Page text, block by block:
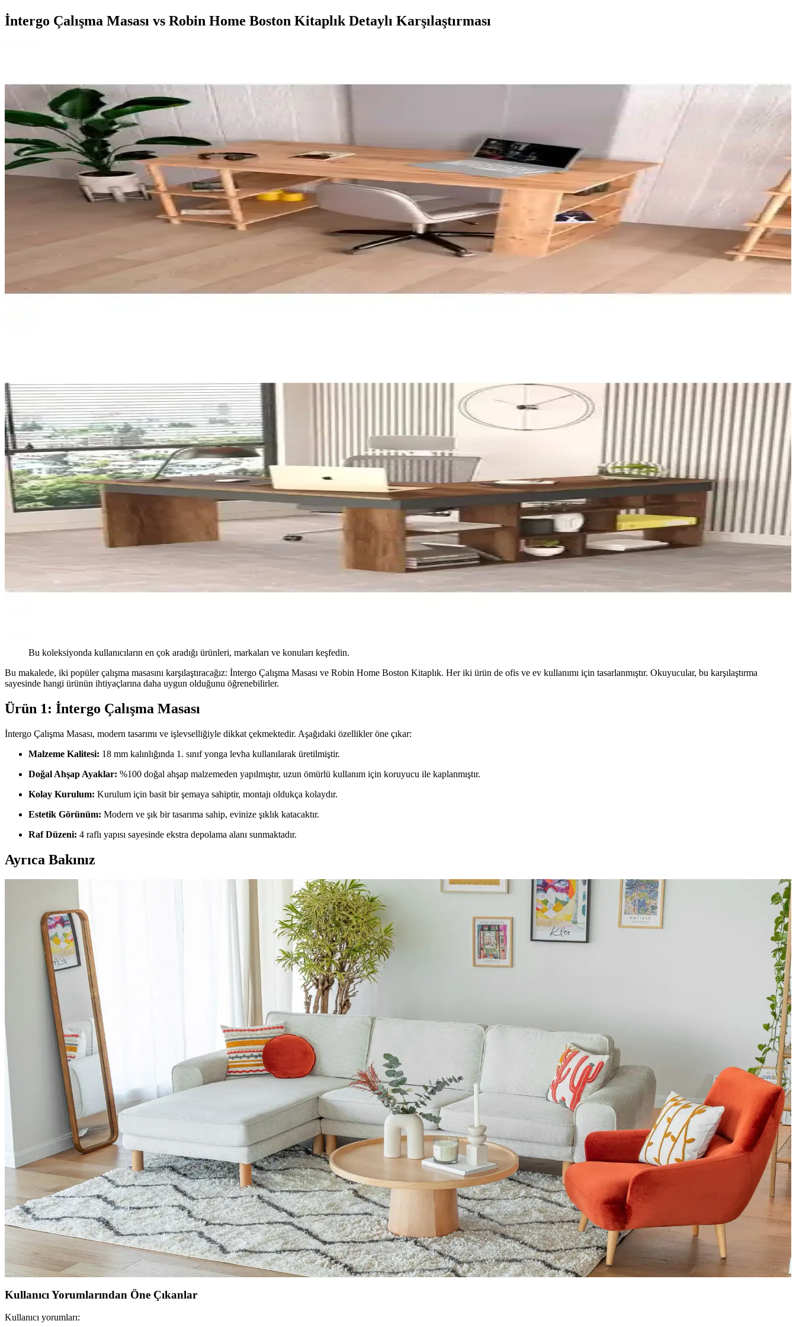
İntergo Çalışma Masası vs Robin Home Boston Kitaplık Detaylı Karşılaştırması
Bu koleksiyonda kullanıcıların en çok aradığı ürünleri, markaları ve konuları keşfedin.
Bu makalede, iki popüler çalışma masasını karşılaştıracağız: İntergo Çalışma Masası ve Robin Home Boston Kitaplık. Her iki ürün de ofis ve ev kullanımı için tasarlanmıştır. Okuyucular, bu karşılaştırma
sayesinde hangi ürünün ihtiyaçlarına daha uygun olduğunu öğrenebilirler.
Ürün 1: İntergo Çalışma Masası
İntergo Çalışma Masası, modern tasarımı ve işlevselliğiyle dikkat çekmektedir. Aşağıdaki özellikler öne çıkar:
Malzeme Kalitesi: 18 mm kalınlığında 1. sınıf yonga levha kullanılarak üretilmiştir.
Doğal Ahşap Ayaklar: %100 doğal ahşap malzemeden yapılmıştır, uzun ömürlü kullanım için koruyucu ile kaplanmıştır.
Kolay Kurulum: Kurulum için basit bir şemaya sahiptir, montajı oldukça kolaydır.
Estetik Görünüm: Modern ve şık bir tasarıma sahip, evinize şıklık katacaktır.
Raf Düzeni: 4 raflı yapısı sayesinde ekstra depolama alanı sunmaktadır.
Ayrıca Bakınız
Dergi ve Gazete Tutucularının Fonksiyonları ve Alternatif Kullanım Alanları Hakkında Detaylı İnceleme
Dergi ve gazete tutucuları, basılı medyanın yanı sıra battaniye, ayakkabı ve banyo malzemeleri gibi farklı eşyaların düzenlenmesinde fonksiyonel çözümler sunar. Malzeme ve boyut çeşitliliği kullanım alanlarını
Ev Dekorasyonunda Halı Seçimi: Renk Dengesi ve Uyum Prensipleriyle Mekan Tasarımı
Ev dekorasyonunda halı seçimi, renk dengesi ve desen uyumu ile mekanın atmosferini belirler. 60/30/10 prensibi ve mobilyalarla uyum, yaşam alanına sıcaklık ve kişilik katar.
Salon Duvar Düzenlemesinde Raf Kullanımı ve Estetik Dengenin Sağlanması
Salon duvarlarında rafların simetrik yerleşimi, aksesuar seçimi ve mobilya düzeni mekânın estetik ve fonksiyonel dengesini sağlar. Doğru duvar rengi ve sanat eserleriyle ferah bir atmosfer oluşturulur.
Giriş Holü Dekorasyonunda Estetik ve Fonksiyonellik: Sahil Evi İçin Pratik Çözümler
Giriş holü dekorasyonunda duvar kağıdı seçimi, mobilya düzeni ve zemin malzemeleri estetik ve fonksiyonelliği dengeler. Sahil evlerinde kum ve neme karşı pratik çözümler önemlidir.
ABD'de USM Haller Modüler Mobilya Sistemlerine Uyumlu Alternatifler ve Üretim Değerlendirmesi
USM Haller modüler mobilyalarının yüksek fiyatları, ABD'de yerel marangozlar ve yapı marketlerinden temin edilen uyumlu parçalarla ekonomik ve esnek alternatifler oluşturulmasına yol açıyor. Üretim
maliyetleri ve kullanıcı deneyimleri değerlendiriliyor.
Yeşil Kanepe Dekorasyonunda Renk Uyumu ve Mobilya Düzeniyle Mekan Estetiği
Yeşil kanepe, odanın renk paleti ve mobilya düzeniyle uyum sağladığında dekorasyonda öne çıkar. Renk bütünlüğü ve mobilya yerleşimi, mekanın estetiğini ve ferahlığını artırır.
Küçük Toalet Odası Yenileme: Fonksiyonel ve Estetik Tasarım Önerileri
Küçük toalet odasının yenilenmesinde mobilya uyumu, ton sür ton desenler ve aksesuar seçimi önemlidir. Uygun fiyatlı dolap boyama ve hijyenik halı tercihleri mekâna estetik ve fonksiyonellik katar.
Küçük Oturma Odalarında Rahat Koltuk Yerleşimi ve Dekorasyon Stratejileri
Küçük oturma odalarında rahat koltukların yerleşimi ve dekorasyonunda fonksiyonellik ile estetiğin dengelenmesi önemlidir. Doğru mobilya seçimi ve aksesuar kullanımı mekânı hem konforlu hem şık kılar.
Kullanıcı Yorumlarından Öne Çıkanlar
Kullanıcı yorumları: